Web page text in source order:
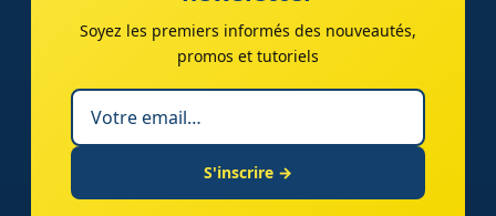
Soyez les premiers informés des nouveautés,
promos et tutoriels
S'inscrire →